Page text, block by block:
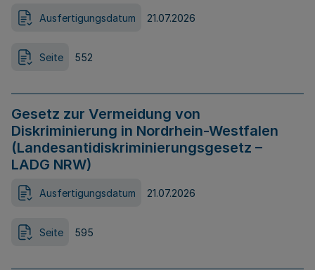
Ausfertigungsdatum 21.07.2026
Seite 552
Gesetz zur Vermeidung von
Diskriminierung in Nordrhein-Westfalen
(Landesantidiskriminierungsgesetz –
LADG NRW)
Ausfertigungsdatum 21.07.2026
Seite 595